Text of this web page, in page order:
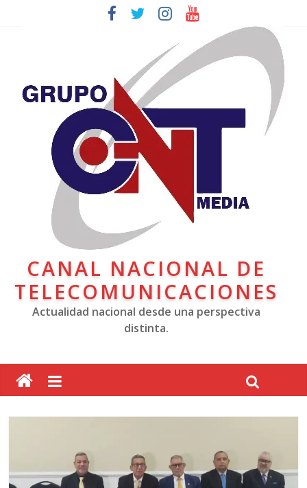
CANAL NACIONAL DE
TELECOMUNICACIONES
Actualidad nacional desde una perspectiva
distinta.